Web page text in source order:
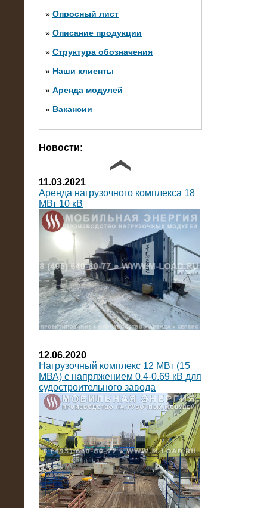
» Опросный лист
» Описание продукции
» Структура обозначения
» Наши клиенты
» Аренда модулей
» Вакансии
Новости:
10.10.2014
Нагрузочный комплекс 20 МВт в 2
яруса (напряжение 6-10 кВ)
11.03.2021
Аренда нагрузочного комплекса 18
МВт 10 кВ
12.06.2020
Нагрузочный комплекс 12 МВт (15
МВА) с напряжением 0.4-0.69 кВ для
судостроительного завода